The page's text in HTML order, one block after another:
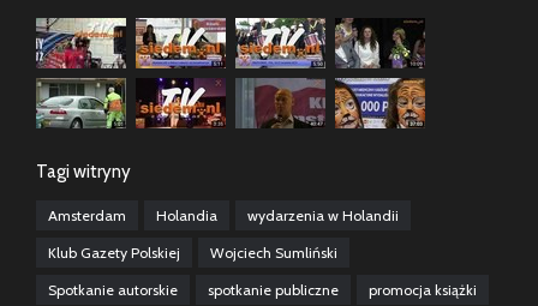
Tagi witryny
Amsterdam Holandia wydarzenia w Holandii
Klub Gazety Polskiej Wojciech Sumliński
Spotkanie autorskie spotkanie publiczne promocja książki